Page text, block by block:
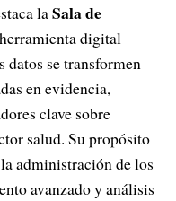
laSala de
digital
datos se transformen
en evidencia,
clave sobre
salud. Su propósito
administración de los
avanzado y análisis